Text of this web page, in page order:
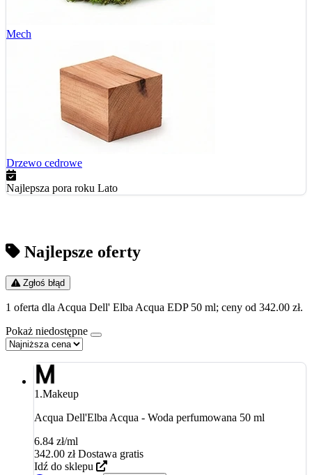
Mech
Drzewo cedrowe
Najlepsza pora roku Lato
Najlepsze oferty
Zgłoś błąd
1 oferta dla Acqua Dell' Elba Acqua EDP 50 ml; ceny od 342.00 zł.
Pokaż niedostępne
1.Makeup
Acqua Dell'Elba Acqua - Woda perfumowana 50 ml
6.84 zł/ml
342.00 zł Dostawa gratis
Idź do sklepu